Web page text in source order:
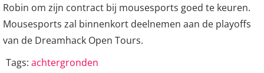
Robin om zijn contract bij mousesports goed te keuren.
Mousesports zal binnenkort deelnemen aan de playoffs
van de Dreamhack Open Tours.
Tags: achtergronden